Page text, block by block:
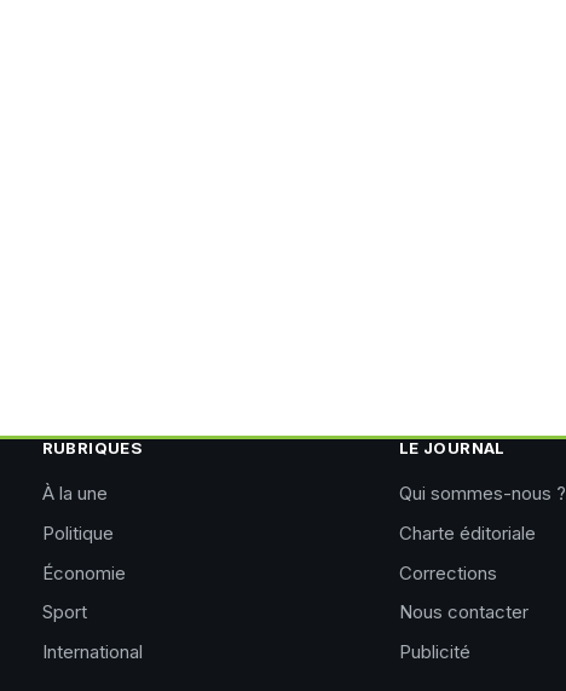
RUBRIQUES
À la une
Politique
Économie
Sport
International
LE JOURNAL
Qui sommes-nous ?
Charte éditoriale
Corrections
Nous contacter
Publicité